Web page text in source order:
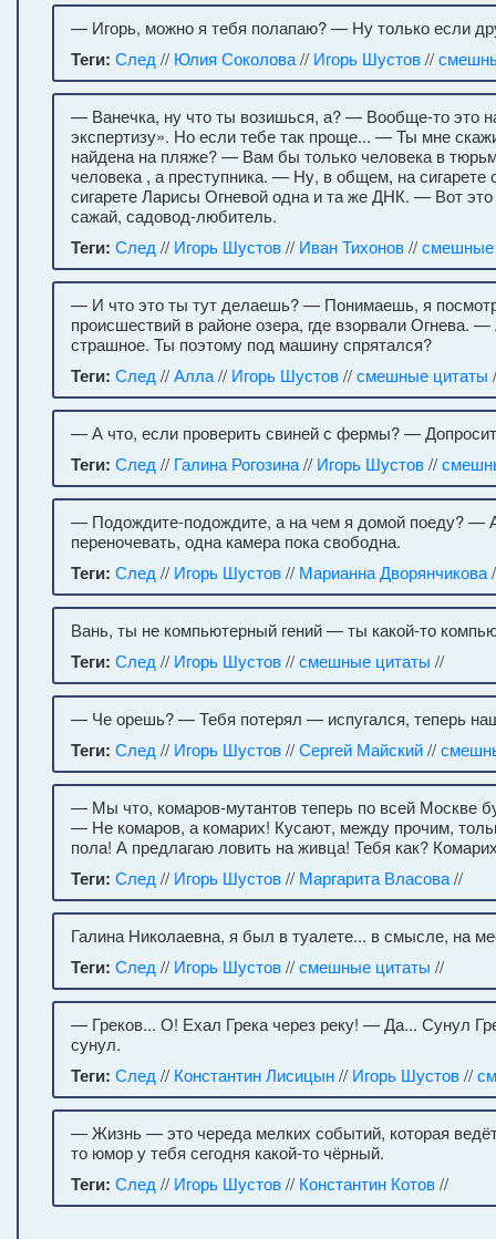
— Игорь, можно я тебя полапаю? — Ну только если
Теги: След // Юлия Соколова// Игорь Шустов//
— Ванечка, ну что ты возишься, а? — Вообще-то это
экспертизу». Но если тебе так проще... — Ты мне
найдена на пляже? — Вам бы только человека в
человека , а преступника. — Ну, в общем, на сигарете
сигарете Ларисы Огневой одна и та же ДНК. — Вот
сажай, садовод-любитель.
Теги: След // Игорь Шустов// Иван Тихонов//смешные
— И что это ты тут делаешь? — Понимаешь, я
происшествий в районе озера, где взорвали Огнева.
страшное. Ты поэтому под машину спрятался?
Теги: След //Алла// Игорь Шустов//смешные цитаты
— А что, если проверить свиней с фермы? —
Теги: След // Галина Рогозина// Игорь Шустов//
— Подождите-подождите, а на чем я домой поеду? —
переночевать, одна камера пока свободна.
Теги: След // Игорь Шустов// Марианна Дворянчикова
Вань, ты не компьютерный гений — ты какой-то
Теги: След // Игорь Шустов//смешные цитаты //
— Че орешь? — Тебя потерял — испугался, теперь
Теги: След // Игорь Шустов//Сергей Майский//
— Мы что, комаров-мутантов теперь по всей Москве
— Не комаров, а комарих! Кусают, между прочим,
пола! А предлагаю ловить на живца! Тебя как?
Теги: След // Игорь Шустов// Маргарита Власова//
Галина Николаевна, я был в туалете... в смысле, на
Теги: След // Игорь Шустов//смешные цитаты //
— Греков... О! Ехал Грека через реку! — Да... Сунул
сунул.
Теги: След // Константин Лисицын// Игорь Шустов//
— Жизнь — это череда мелких событий, которая
то юмор у тебя сегодня какой-то чёрный.
Теги: След // Игорь Шустов// Константин Котов//